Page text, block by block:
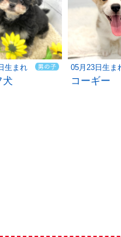
生まれ
犬
05月23日生ま
コーギー